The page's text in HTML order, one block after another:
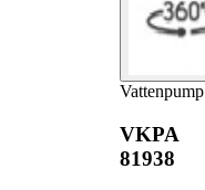
Vattenpump
VKPA
81938